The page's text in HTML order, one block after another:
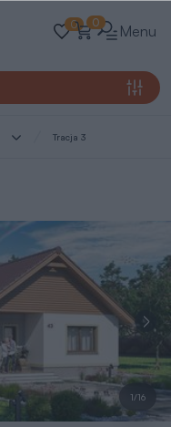
0 0 Menu
Tracja 3
1/16